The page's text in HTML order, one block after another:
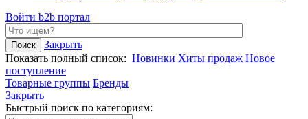
Войти b2b портал
Закрыть
Показать полный список: Новинки Хиты продаж Новое
поступление
Товарные группы Бренды
Закрыть
Быстрый поиск по категориям: